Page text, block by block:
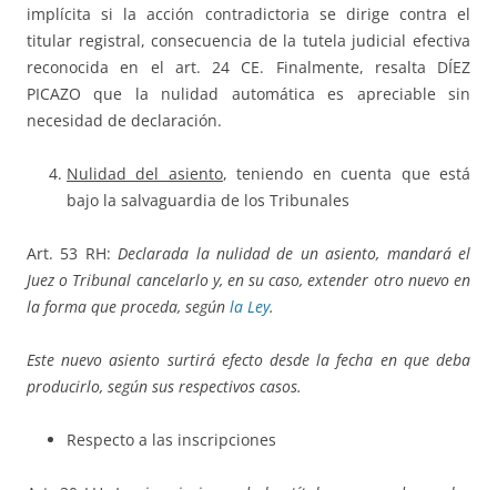
implícita si la acción contradictoria se dirige contra el
titular registral, consecuencia de la tutela judicial efectiva
reconocida en el art. 24 CE. Finalmente, resalta DÍEZ
PICAZO que la nulidad automática es apreciable sin
necesidad de declaración.
Nulidad del asiento, teniendo en cuenta que está
bajo la salvaguardia de los Tribunales
Art. 53 RH:Declarada la nulidad de un asiento, mandará el
Juez o Tribunal cancelarlo y, en su caso, extender otro nuevo en
la forma que proceda, según la Ley.
Este nuevo asiento surtirá efecto desde la fecha en que deba
producirlo, según sus respectivos casos.
Respecto a las inscripciones